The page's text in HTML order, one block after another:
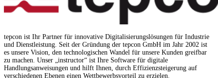
tepcon ist Ihr Partner für innovative Digitalisierungslösungen für Industrie
und Dienstleistung. Seit der Gründung der tepcon GmbH im Jahr 2002 ist
es unsere Vision, den technologischen Wandel für unsere Kunden greifbar
zu machen. Unser „instructor“ ist Ihre Software für digitale
Handlungsanweisungen und hilft Ihnen, durch Effizienzsteigerung auf
verschiedenen Ebenen einen Wettbewerbsvorteil zu erzielen.